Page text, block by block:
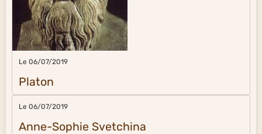
Le 06/07/2019
Platon
Le 06/07/2019
Anne-Sophie Svetchina